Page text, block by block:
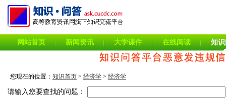
网站首页 新闻资讯 大学课件 在线阅读 知
您现在的位置： 知识首页 > 经济学 > 经济学
请输入您要查找的问题：